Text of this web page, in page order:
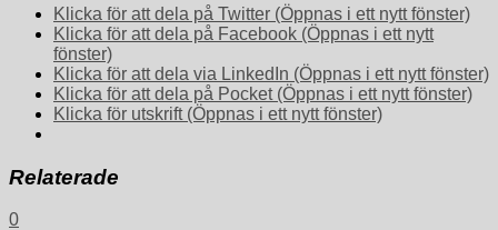
Klicka för att dela på Twitter (Öppnas i ett nytt fönster)
Klicka för att dela på Facebook (Öppnas i ett nytt
fönster)
Klicka för att dela via LinkedIn (Öppnas i ett nytt fönster)
Klicka för att dela på Pocket (Öppnas i ett nytt fönster)
Klicka för utskrift (Öppnas i ett nytt fönster)
Relaterade
0